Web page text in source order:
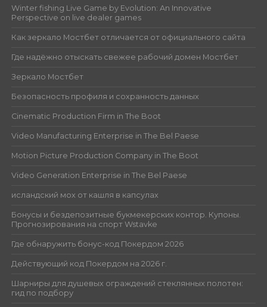
Winter fishing Live Game by Evolution: An Innovative
Perspective on live dealer games
Как зеркало Мостбет отличается от официального сайта
Где надёжно отыскать свежее рабочий домен Мостбет
Зеркало Мостбет
Безопасность профиля и сохранность данных
Cinematic Production Firm in The Boot
Video Manufacturing Enterprise in The Bel Paese
Motion Picture Production Company in The Boot
Video Generation Enterprise in The Bel Paese
исландский мох от кашля в капсулах
Бонусы и бездепозитные букмекерских контор. Купоны.
Прогнозирования на спорт Wstavke
Где обнаружить бонус-код Покердом 2026
Действующий код Покердом на 2026 г.
Шарниры для душевых ограждений стеклянных полотен:
гид по подбору